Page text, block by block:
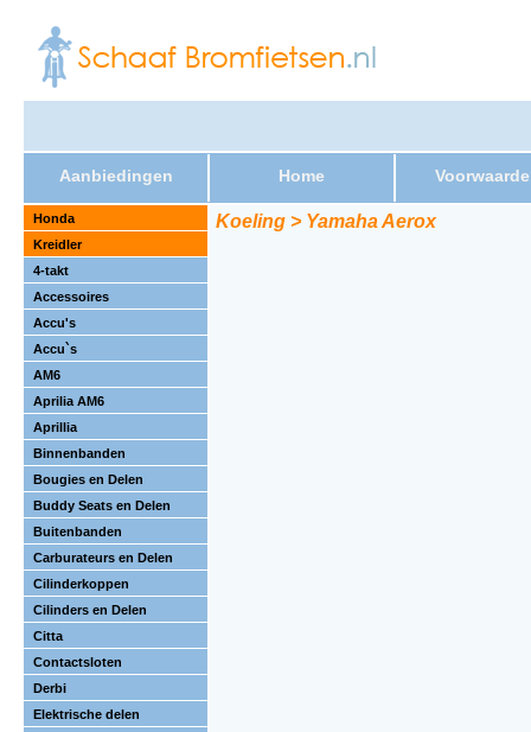
Aanbiedingen Home
Honda
Kreidler
4-takt
Accessoires
Accu's
Accu`s
AM6
Aprilia AM6
Aprillia
Binnenbanden
Bougies en Delen
Buddy Seats en Delen
Buitenbanden
Carburateurs en Delen
Cilinderkoppen
Cilinders en Delen
Citta
Contactsloten
Derbi
Elektrische delen
Koeling > Yamaha Aerox